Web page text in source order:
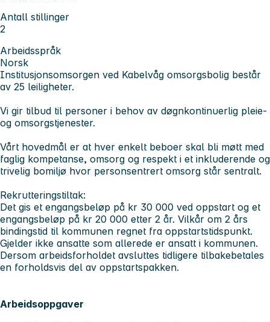
Antall stillinger
2
Arbeidsspråk
Norsk
Institusjonsomsorgen ved Kabelvåg omsorgsbolig består
av 25 leiligheter.
Vi gir tilbud til personer i behov av døgnkontinuerlig pleie-
og omsorgstjenester.
Vårt hovedmål er at hver enkelt beboer skal bli møtt med
faglig kompetanse, omsorg og respekt i et inkluderende og
trivelig bomiljø hvor personsentrert omsorg står sentralt.
Rekrutteringstiltak:
Det gis et engangsbeløp på kr 30 000 ved oppstart og et
engangsbeløp på kr 20 000 etter 2 år. Vilkår om 2 års
bindingstid til kommunen regnet fra oppstartstidspunkt.
Gjelder ikke ansatte som allerede er ansatt i kommunen.
Dersom arbeidsforholdet avsluttes tidligere tilbakebetales
en forholdsvis del av oppstartspakken.
Arbeidsoppgaver